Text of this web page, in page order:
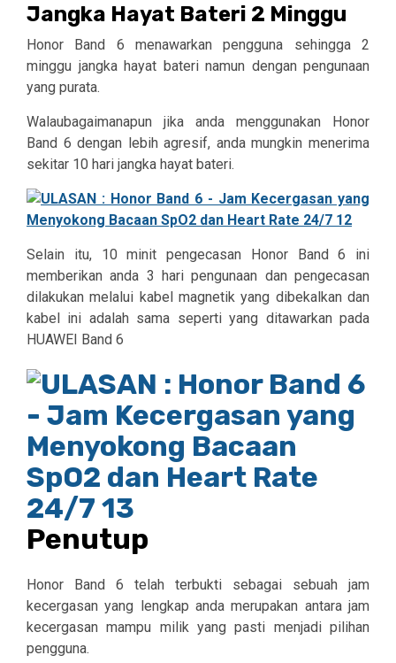
Jangka Hayat Bateri 2 Minggu
Honor Band 6 menawarkan pengguna sehingga 2
minggu jangka hayat bateri namun dengan pengunaan
yang purata.
Walaubagaimanapun jika anda menggunakan Honor
Band 6 dengan lebih agresif, anda mungkin menerima
sekitar 10 hari jangka hayat bateri.
Selain itu, 10 minit pengecasan Honor Band 6 ini
memberikan anda 3 hari pengunaan dan pengecasan
dilakukan melalui kabel magnetik yang dibekalkan dan
kabel ini adalah sama seperti yang ditawarkan pada
HUAWEI Band 6
Penutup
Honor Band 6 telah terbukti sebagai sebuah jam
kecergasan yang lengkap anda merupakan antara jam
kecergasan mampu milik yang pasti menjadi pilihan
pengguna.